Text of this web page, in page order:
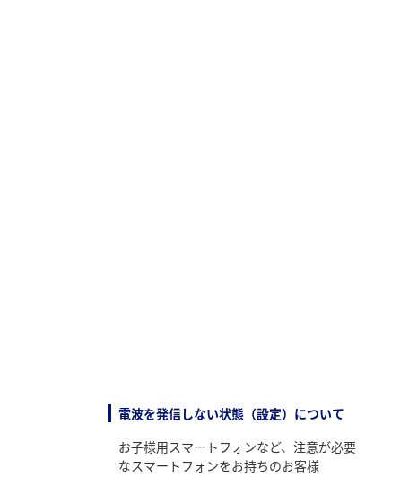
電波を発信しない状態（設定）について
お子様用スマートフォンなど、注意が必要
なスマートフォンをお持ちのお客様